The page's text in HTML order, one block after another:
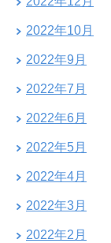
2022年10月
2022年9月
2022年7月
2022年6月
2022年5月
2022年4月
2022年3月
2022年2月